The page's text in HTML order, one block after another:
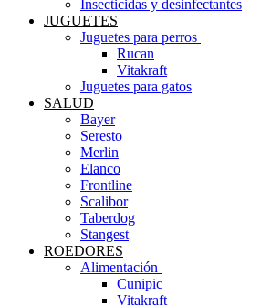
Insecticidas y desinfectantes
JUGUETES
Juguetes para perros ​
Rucan
Vitakraft
Juguetes para gatos
SALUD
Bayer
Seresto
Merlin
Elanco
Frontline
Scalibor
Taberdog
Stangest
ROEDORES
Alimentación ​
Cunipic
Vitakraft